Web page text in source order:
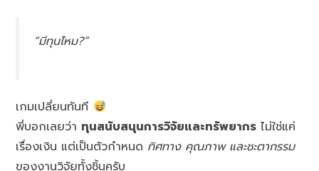
“มีทุนไหม?”
เกมเปลี่ยนทันที
พี่บอกเลยว่า ทุนสนับสนุนการวิจัยและทรัพยากร ไม่ใช่แค่
เรื่องเงิน แต่เป็นตัวกำหนด ทิศทาง คุณภาพ และชะตากรรม
ของงานวิจัยทั้งชิ้นครับ